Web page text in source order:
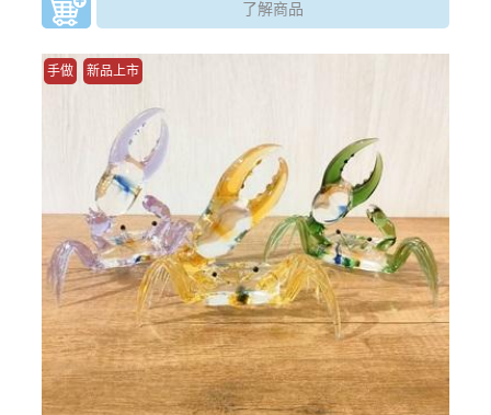
了解商品
手做 新品上市